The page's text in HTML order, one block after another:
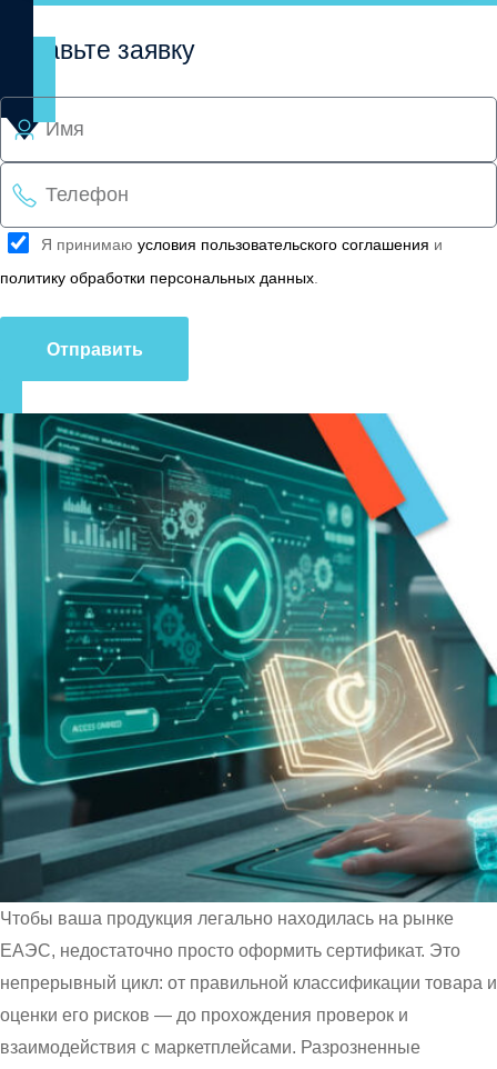
Оставьте заявку
Я принимаю условия пользовательского соглашения и
политику обработки персональных данных
Отправить
Чтобы ваша продукция легально находилась на рынке
ЕАЭС, недостаточно просто оформить сертификат. Это
непрерывный цикл: от правильной классификации товара и
оценки его рисков — до прохождения проверок и
взаимодействия с маркетплейсами. Разрозненные